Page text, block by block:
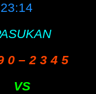
0 – 2 3 4 5
VS